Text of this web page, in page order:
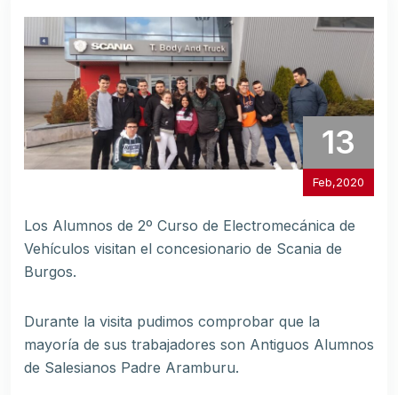
13
Feb,2020
Los Alumnos de 2º Curso de Electromecánica de
Vehículos visitan el concesionario de Scania de
Burgos.
Durante la visita pudimos comprobar que la
mayoría de sus trabajadores son Antiguos Alumnos
de Salesianos Padre Aramburu.